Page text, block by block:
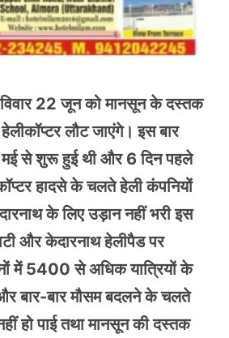
22 जून को मानसून के दस्तक
लौट जाएंगे। इस बार
मई से शुरू हुई थी और 6 दिन पहले
हादसे के चलते हेली कंपनियों
के लिए उड़ान नहीं भरी इस
और केदारनाथ हेलीपैड पर
में 5400 से अधिक यात्रियों के
बार-बार मौसम बदलने के चलते
हो पाई तथा मानसून की दस्तक